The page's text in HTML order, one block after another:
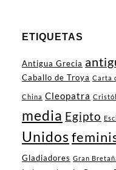
ETIQUETAS
Antigua Grecia
Caballo de Troya Carta
China Cleopatra
media Egipto
Unidos
Gladiadores Gran